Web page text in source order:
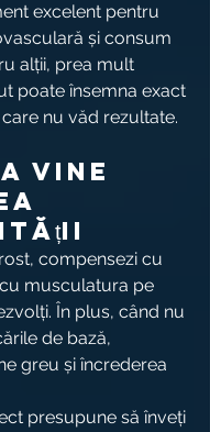
excelent pentru
și consum
alții, prea mult
poate însemna exact
nu văd rezultate.
vine
compensezi cu
musculatura pe
În plus, când nu
de bază,
greu și încrederea
presupune să înveți